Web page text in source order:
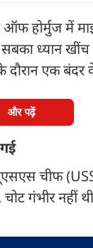
होर्मुज में
ध्यान खींच
एक बंदर
और पढ़ें
चीफ (USS
गंभीर